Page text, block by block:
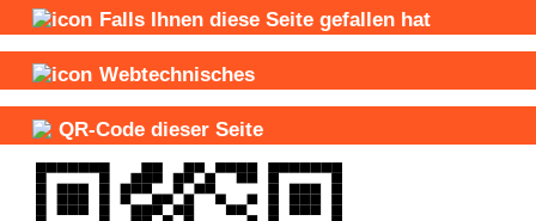
Falls Ihnen diese Seite gefallen hat
Webtechnisches
QR-Code dieser Seite